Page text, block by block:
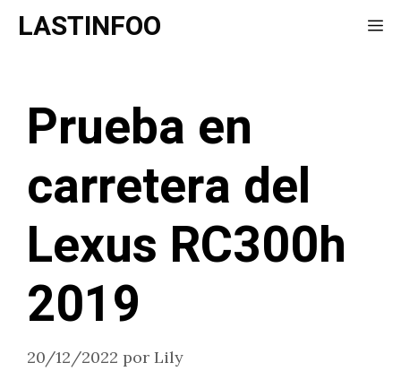
Saltar
LASTINFOO
Prueba en
carretera del
Lexus RC300h
2019
20/12/2022 por Lily